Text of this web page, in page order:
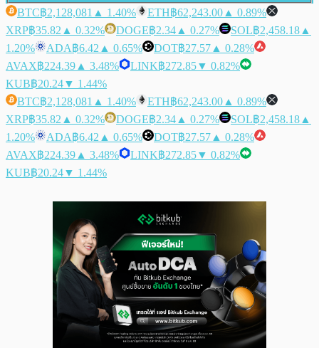
BTC฿2,128,081 ▲ 1.40% ETH฿62,243.00 ▲ 0.89%
XRP฿35.82 ▲ 0.32% DOGE฿2.34 ▲ 0.27% SOL฿2,458.18 ▲
1.20%
ADA฿6.42 ▲ 0.65% DOT฿27.57 ▲ 0.28%
AVAX฿224.39 ▲ 3.48% LINK฿272.85▼ 0.82%
KUB฿20.24▼ 1.44%
BTC฿2,128,081 ▲ 1.40% ETH฿62,243.00 ▲ 0.89%
XRP฿35.82 ▲ 0.32% DOGE฿2.34 ▲ 0.27% SOL฿2,458.18 ▲
1.20%
ADA฿6.42 ▲ 0.65% DOT฿27.57 ▲ 0.28%
AVAX฿224.39 ▲ 3.48% LINK฿272.85▼ 0.82%
KUB฿20.24▼ 1.44%